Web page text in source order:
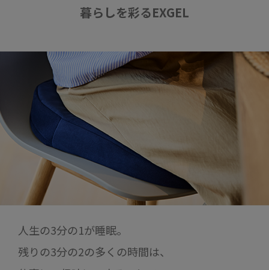
暮らしを彩るEXGEL
人生の3分の1が睡眠。
残りの3分の2の多くの時間は、